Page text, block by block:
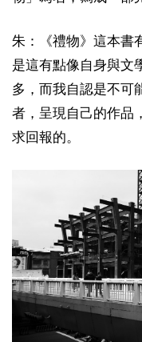
朱：《禮物》這本書
是這有點像自身與文
多，而我自認是不可
者，呈現自己的作品
求回報的。